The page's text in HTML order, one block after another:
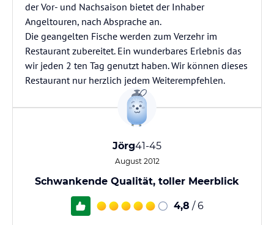
der Vor- und Nachsaison bietet der Inhaber
Angeltouren, nach Absprache an.
Die geangelten Fische werden zum Verzehr im
Restaurant zubereitet. Ein wunderbares Erlebnis das
wir jeden 2 ten Tag genutzt haben. Wir können dieses
Restaurant nur herzlich jedem Weiterempfehlen.
Jörg41-45
August 2012
Schwankende Qualität, toller Meerblick
4,8 / 6